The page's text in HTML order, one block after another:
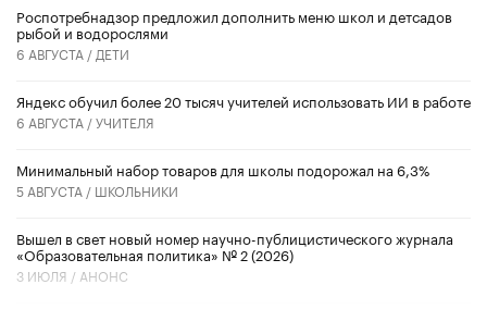
Роспотребнадзор предложил дополнить меню школ и детсадов
рыбой и водорослями
6 АВГУСТА / ДЕТИ
​Яндекс обучил более 20 тысяч учителей использовать ИИ в работе
6 АВГУСТА /УЧИТЕЛЯ
Минимальный набор товаров для школы подорожал на 6,3%
5 АВГУСТА / ШКОЛЬНИКИ
Вышел в свет новый номер научно-публицистического журнала
«Образовательная политика» № 2 (2026)
3 ИЮЛЯ / АНОНС